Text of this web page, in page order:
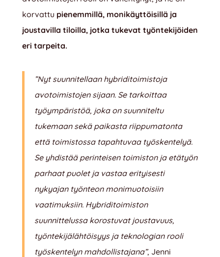
korvattu pienemmillä, monikäyttöisillä ja
joustavilla tiloilla, jotka tukevat työntekijöiden
eri tarpeita.
”Nyt suunnitellaan hybriditoimistoja
avotoimistojen sijaan. Se tarkoittaa
työympäristöä, joka on suunniteltu
tukemaan sekä paikasta riippumatonta
että toimistossa tapahtuvaa työskentelyä.
Se yhdistää perinteisen toimiston ja etätyön
parhaat puolet ja vastaa erityisesti
nykyajan työnteon monimuotoisiin
vaatimuksiin. Hybriditoimiston
suunnittelussa korostuvat joustavuus,
työntekijälähtöisyys ja teknologian rooli
työskentelyn mahdollistajana”, Jenni